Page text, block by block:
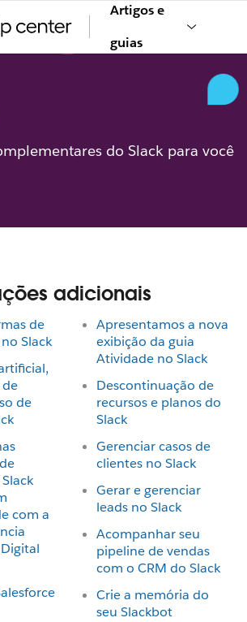
Artigos e
guias
do Slack para você
adicionais
de
Slack
de
com a
Apresentamos a nova
exibição da guia
Atividade no Slack
Descontinuação de
recursos e planos do
Slack
Gerenciar casos de
clientes no Slack
Gerar e gerenciar
leads no Slack
Acompanhar seu
pipeline de vendas
com o CRM do Slack
Crie a memória do
seu Slackbot